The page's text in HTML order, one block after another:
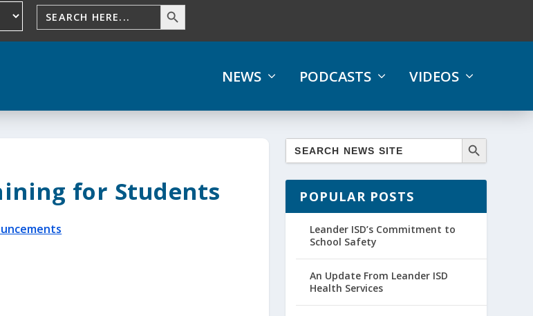
NEWS PODCASTS VIDEOS
for Students POPULAR POSTS
Leander ISD’s Commitment to
School Safety
An Update From Leander ISD
Health Services